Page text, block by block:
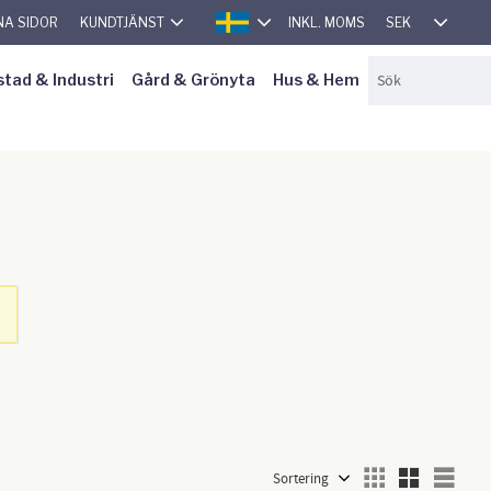
SIDOR KUNDTJÄNST
SVENSKA
INKL. MOMS SEK
& Industri Gård & Grönyta Hus & Hem